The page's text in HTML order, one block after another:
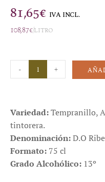
81,65€ IVA INCL.
108,87€/litro
- +
Variedad:Tempranillo,
tintorera.
Denominación:D.O
Formato: 75 cl
Grado Alcohólico: 13º